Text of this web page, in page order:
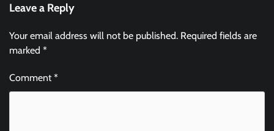
Leave a Reply
Your email address will not be published. Required fields are
marked *
Comment*